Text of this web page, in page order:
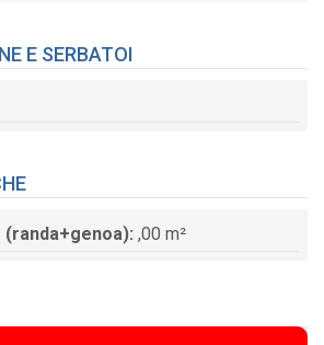
E SERBATOI
,00 m²